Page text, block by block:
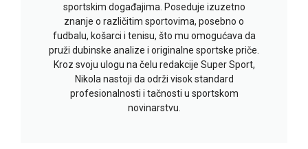
sportskim događajima. Poseduje izuzetno
znanje o različitim sportovima, posebno o
fudbalu, košarci i tenisu, što mu omogućava da
pruži dubinske analize i originalne sportske priče.
Kroz svoju ulogu na čelu redakcije Super Sport,
Nikola nastoji da održi visok standard
profesionalnosti i tačnosti u sportskom
novinarstvu.